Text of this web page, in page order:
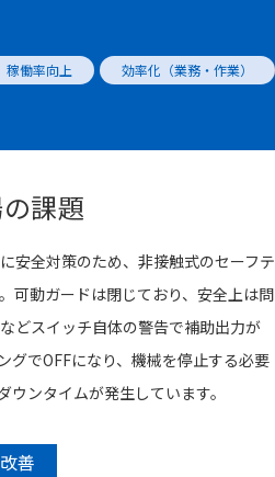
稼働率向上 効率化（業務・作業）
課題
安全対策のため、非接触式のセーフテ
可動ガードは閉じており、安全上は問
どスイッチ自体の警告で補助出力が
グでOFFになり、機械を停止する必要
ンタイムが発生しています。
改善